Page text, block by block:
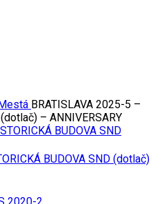
BRATISLAVA 2025-5 –
– ANNIVERSARY
BUDOVA SND (dotlač)